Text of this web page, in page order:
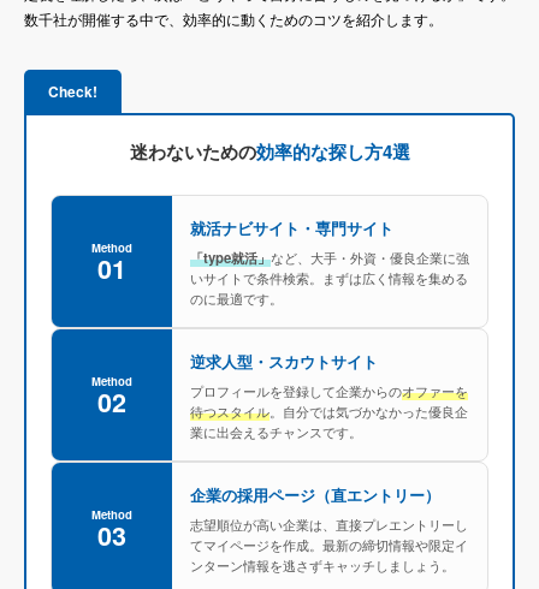
数千社が開催する中で、効率的に動くためのコツを紹介します。
Check!
迷わないための効率的な探し方4選
Method
01
就活ナビサイト・専門サイト
「type就活」など、大手・外資・優良企業に強
いサイトで条件検索。まずは広く情報を集める
のに最適です。
Method
02
逆求人型・スカウトサイト
プロフィールを登録して企業からのオファーを
待つスタイル 。自分では気づかなかった優良企
業に出会えるチャンスです。
Method
03
企業の採用ページ（直エントリー）
志望順位が高い企業は、直接プレエントリーし
てマイページを作成。最新の締切情報や限定イ
ンターン情報を逃さずキャッチしましょう。